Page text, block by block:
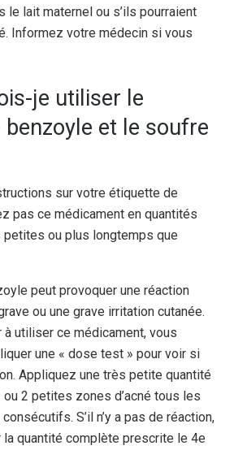
le lait maternel ou s’ils pourraient
Informez votre médecin si vous
je utiliser le
benzoyle et le soufre
sur votre étiquette de
pas ce médicament en quantités
ou plus longtemps que
peut provoquer une réaction
ou une grave irritation cutanée.
à utiliser ce médicament, vous
une « dose test » pour voir si
Appliquez une très petite quantité
2 petites zones d’acné tous les
S’il n’y a pas de réaction,
quantité complète prescrite le 4e